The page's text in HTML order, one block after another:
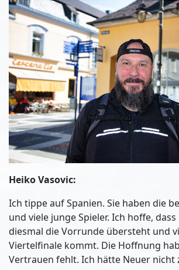
Heiko Vasovic:
Ich tippe auf Spanien. Sie haben die
und viele junge Spieler. Ich hoffe,
diesmal die Vorrunde übersteht und
Viertelfinale kommt. Die Hoffnung
Vertrauen fehlt. Ich hätte Neuer nicht